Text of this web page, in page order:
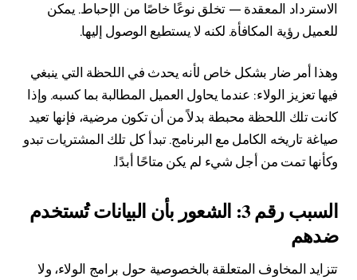
الاسترداد المعقدة — تخلق نوعًا خاصًا من الإحباط. يمكن
للعميل رؤية المكافأة. لكنه لا يستطيع الوصول إليها.
وهذا أمر ضار بشكل خاص لأنه يحدث في اللحظة التي ينبغي
فيها تعزيز الولاء: عندما يحاول العميل المطالبة بما كسبه. وإذا
كانت تلك اللحظة محبطة بدلاً من أن تكون مرضية، فإنها تعيد
صياغة تاريخه الكامل مع البرنامج. تبدأ كل تلك المشتريات تبدو
وكأنها تمت من أجل شيء لم يكن متاحًا أبدًا.
السبب رقم 3: الشعور بأن البيانات تُستخدم
ضدهم
تتزايد المخاوف المتعلقة بالخصوصية حول برامج الولاء، ولا